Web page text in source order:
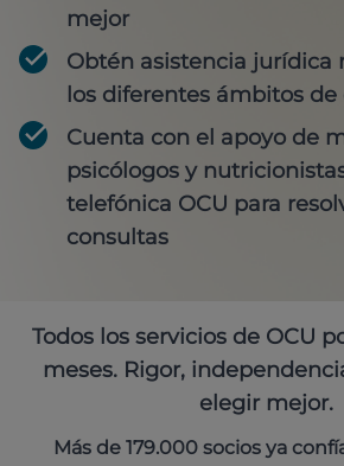
mejor
Obtén asistencia jurídica
los diferentes ámbitos
Cuenta con el apoyo de
psicólogos y
telefónica OCU para
consultas
Todos los servicios de OCU
meses. Rigor,
elegir mejor.
Más de 179.000 socios ya